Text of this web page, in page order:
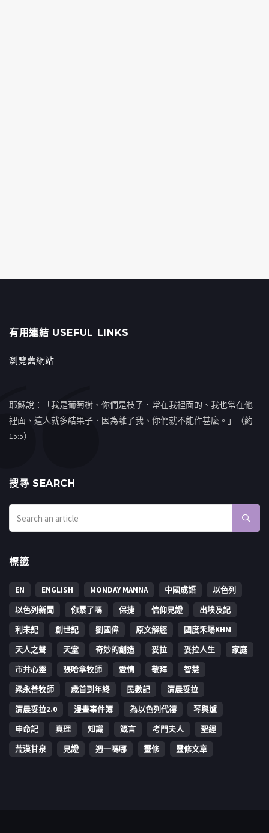
有用連結 USEFUL LINKS
瀏覽舊網站
耶穌說：「我是葡萄樹、你們是枝子．常在我裡面的、我也常在他
裡面、這人就多結果子．因為離了我、你們就不能作甚麼。」（約
15:5）
搜㝷 SEARCH
標籤
EN ENGLISH MONDAY MANNA 中國成語
以色列
以色列新聞
你累了嗎 保捷 信仰見證
出埃及記
利未記
創世記 劉國偉 原文解經
國度禾場KHM
天人之聲
天堂 奇妙的創造 妥拉 妥拉人生
家庭
市井心靈
張哈拿牧師 愛情 敬拜
智慧
梁永善牧師
歳首到年終 民數記
清晨妥拉
清晨妥拉2.0
漫畫事件簿 為以色列代禱
琴與爐
申命記
真理 知識 箴言 考門夫人
聖經
荒漠甘泉
見證 週一嗎哪 靈修 靈修文章